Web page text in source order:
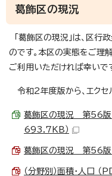
葛飾区の現況
「葛飾区の現況」は、区行
のです。本区の実態をご理
ご利用いただければ幸いで
令和2年度版から、エクセ
葛飾区の現況 第56版（
693.7KB）
葛飾区の現況 第56版
（分野別）面積・人口